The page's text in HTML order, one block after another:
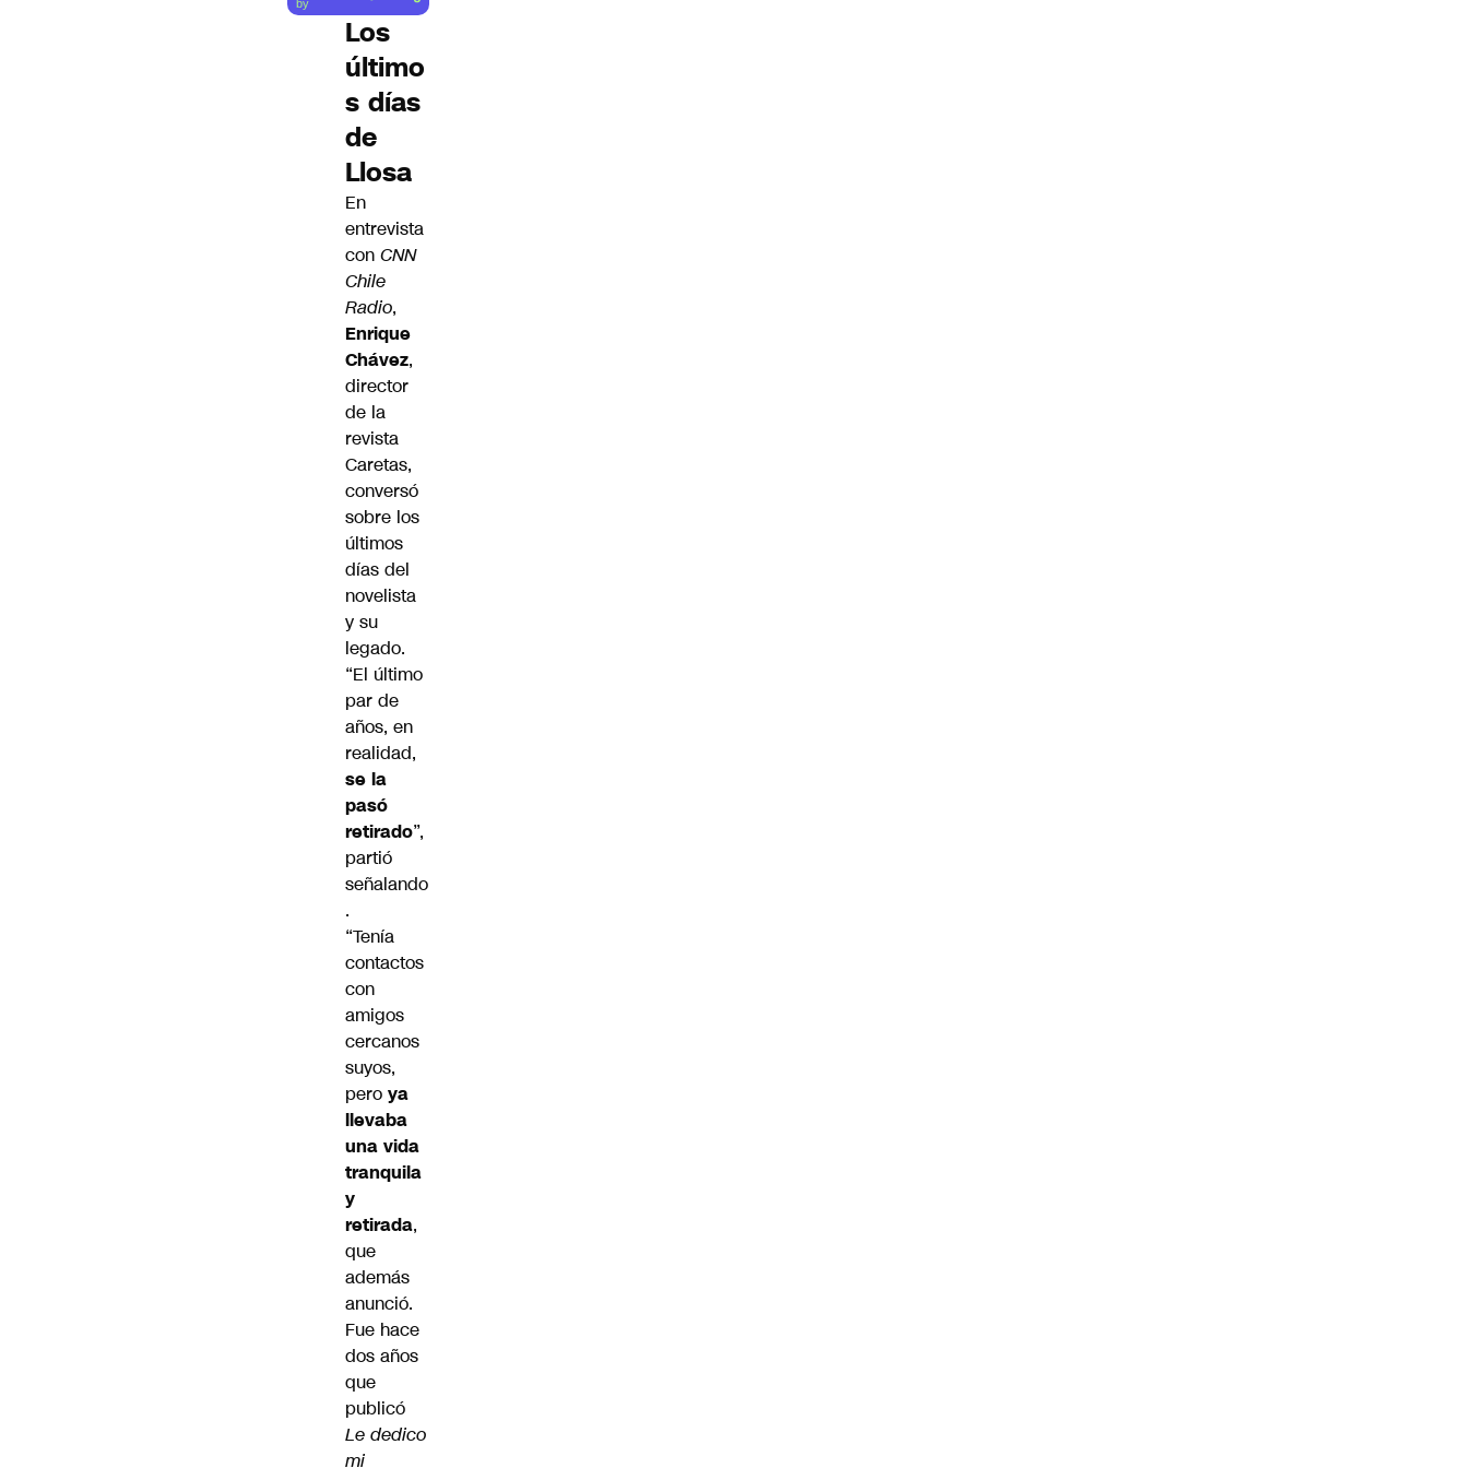
by
Los
último
s días
de
Llosa
En
entrevista
con CNN
Chile
Radio,
Enrique
Chávez,
director
de la
revista
Caretas,
conversó
sobre los
últimos
días del
novelista
y su
legado.
“El último
par de
años, en
realidad,
se la
pasó
retirado”,
partió
señalando
.
“Tenía
contactos
con
amigos
cercanos
suyos,
pero ya
llevaba
una vida
tranquila
y
retirada,
que
además
anunció.
Fue hace
dos años
que
publicó
Le dedico
mi